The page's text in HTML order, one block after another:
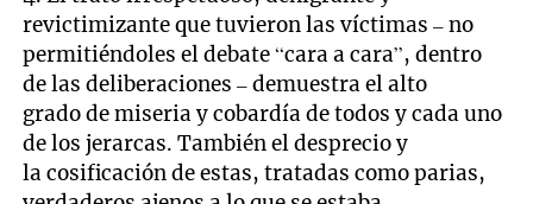
revictimizante que tuvieron las víctimas – no
permitiéndoles el debate “cara a cara”, dentro
de las deliberaciones – demuestra el alto
grado de miseria y cobardía de todos y cada uno
de los jerarcas. También el desprecio y
la cosificación de estas, tratadas como parias,